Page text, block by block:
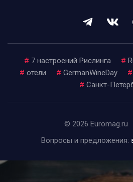
# 7 настроений Рислинга #
# отели # GermanWineDay #
# Санкт-
© 2026 Euromag.ru
Вопросы и предложения: